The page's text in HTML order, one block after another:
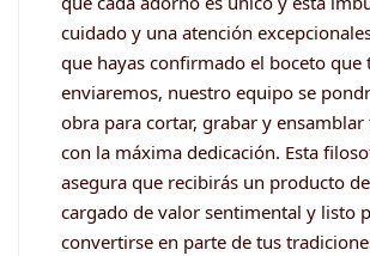
cuidado y una atención
que hayas confirmado el boceto que
enviaremos, nuestro equipo se
obra para cortar, grabar y
con la máxima dedicación. Esta
asegura que recibirás un producto
cargado de valor sentimental y listo
convertirse en parte de tus